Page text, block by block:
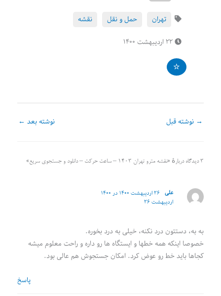
تهران حمل و نقل
نقشه
۲۲ اردیبهشت ۱۴۰۰
→ نوشته قبل نوشته بعد ←
۳ دیدگاه دربارهٔ «نقشه مترو تهران 1403 – ساعت حرکت – دانلود و جستجوی سریع»
علی
۲۶ اردیبهشت ۱۴۰۰ در ۱۴۰۰
اردیبهشت ۲۶
به به، دستتون درد نکنه، خیلی به درد بخوره.
خصوصا اینکه همه خطها و ایستگاه ها رو داره و راحت معلوم میشه
کجاها باید خط رو عوض کرد. امکان جستجوش هم عالی بود.
پاسخ